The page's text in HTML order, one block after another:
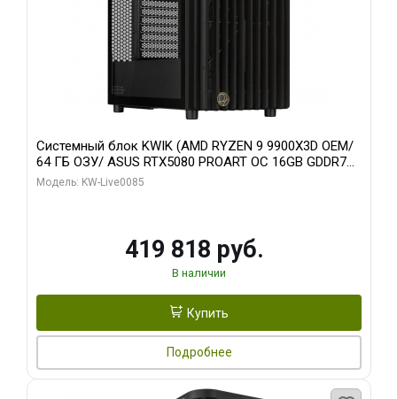
Системный блок KWIK (AMD RYZEN 9 9900X3D OEM/
64 ГБ ОЗУ/ ASUS RTX5080 PROART OC 16GB GDDR7
256bit Type-C DP 2/ 960 ГБ SSD)
Модель: KW-Live0085
419 818 руб.
В наличии
Купить
Подробнее